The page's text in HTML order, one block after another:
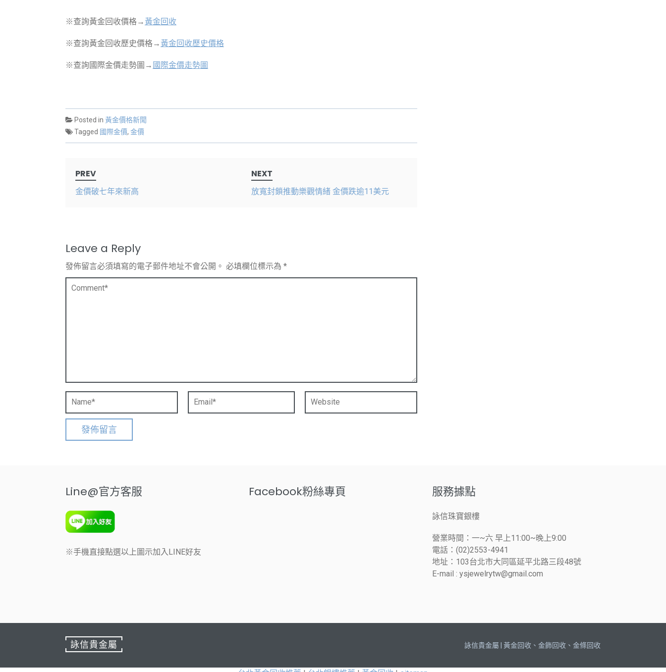
※查詢黃金回收價格→ 黃金回收
※查詢黃金回收歷史價格→ 黃金回收歷史價格
※查詢國際金價走勢圖→ 國際金價走勢圖
Posted in 黃金價格新聞
Tagged 國際金價, 金價
navigation
PREV
金價破七年來新高
NEXT
放寬封鎖推動樂觀情緒 金價跌逾11美元
Leave a Reply
發佈留言必須填寫的電子郵件地址不會公開。 必填欄位標示為 *
Line@官方客服
※手機直接點選以上圖示加入LINE好友
Facebook粉絲專頁 服務據點
詠信珠寶銀樓
營業時間：一~六 早上11:00~晚上9:00
電話：(02)2553-4941
地址：103台北市大同區延平北路三段48號
E-mail : ysjewelrytw@gmail.com
詠信貴金屬 詠信貴金屬 | 黃金回收、金飾回收、金條回收